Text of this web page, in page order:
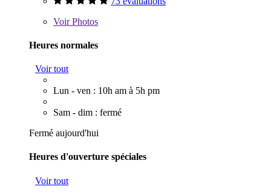
VoirPhotos
Heures normales
Voir tout
Lun - ven : 10h am à 5h pm
Sam - dim : fermé
Fermé aujourd'hui
Heures d'ouverture spéciales
Voir tout